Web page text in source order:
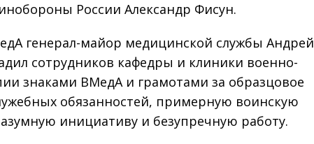
России Александр Фисун.
генерал-майор медицинской службы Андрей
сотрудников кафедры и клиники военно-
знаками ВМедА и грамотами за образцовое
обязанностей, примерную воинскую
инициативу и безупречную работу.